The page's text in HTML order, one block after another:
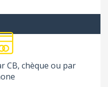
CB, chèque ou par